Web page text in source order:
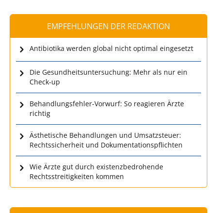
EMPFEHLUNGEN DER REDAKTION
Antibiotika werden global nicht optimal eingesetzt
Die Gesundheitsuntersuchung: Mehr als nur ein
Check-up
Behandlungsfehler-Vorwurf: So reagieren Ärzte
richtig
Ästhetische Behandlungen und Umsatzsteuer:
Rechtssicherheit und Dokumentationspflichten
Wie Ärzte gut durch existenzbedrohende
Rechtsstreitigkeiten kommen